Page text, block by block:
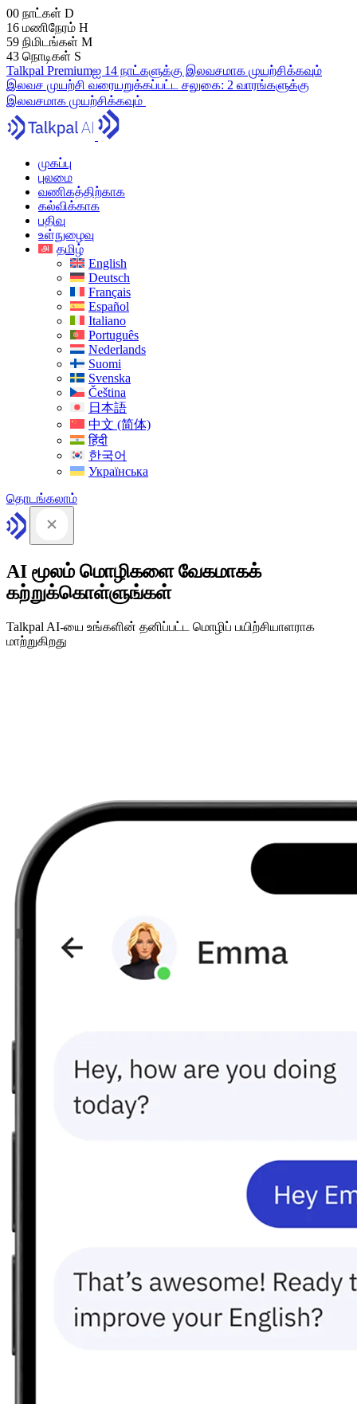
00 நாட்கள் D
16 மணிநேரம் H
59 நிமிடங்கள் M
42 நொடிகள் S
Talkpal Premiumஐ 14 நாட்களுக்கு இலவசமாக முயற்சிக்கவும்
இலவச முயற்சி வரையறுக்கப்பட்ட சலுகை: 2 வாரங்களுக்கு
இலவசமாக முயற்சிக்கவும்
முகப்பு
புலமை
வணிகத்திற்காக
கல்விக்காக
பதிவு
உள்நுழைவு
தமிழ்
English
Deutsch
Français
Español
Italiano
Português
Nederlands
Suomi
Svenska
Čeština
日本語
中文 (简体)
हिंदी
한국어
Українська
தொடங்கலாம்
AI மூலம் மொழிகளை வேகமாகக்
கற்றுக்கொள்ளுங்கள்
Talkpal AI-யை உங்களின் தனிப்பட்ட மொழிப் பயிற்சியாளராக
மாற்றுகிறது